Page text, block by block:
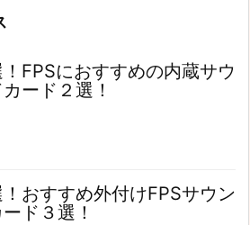
FPSにおすすめの内蔵サウ
ード２選！
おすすめ外付けFPSサウン
ード３選！